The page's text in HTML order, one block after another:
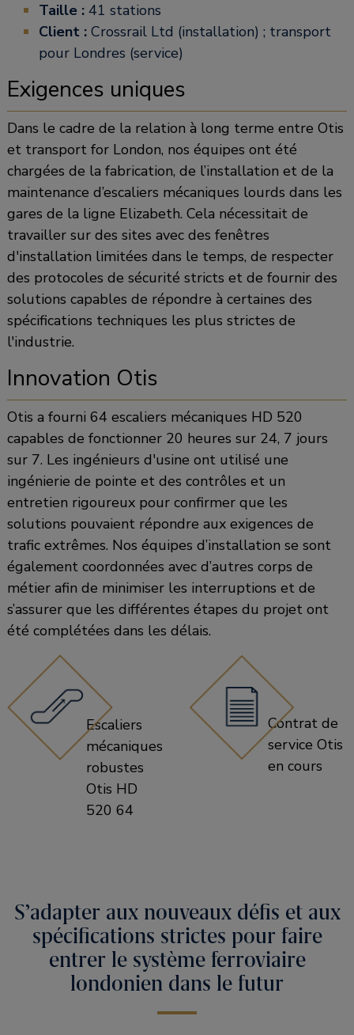
Taille :41 stations
Client : Crossrail Ltd (installation) ; transport
pour Londres (service)
Exigences uniques
Dans le cadre de la relation à long terme entre Otis
et transport for London, nos équipes ont été
chargées de la fabrication, de l’installation et de la
maintenance d’escaliers mécaniques lourds dans les
gares de la ligne Elizabeth. Cela nécessitait de
travailler sur des sites avec des fenêtres
d'installation limitées dans le temps, de respecter
des protocoles de sécurité stricts et de fournir des
solutions capables de répondre à certaines des
spécifications techniques les plus strictes de
l'industrie.
Innovation Otis
Otis a fourni 64 escaliers mécaniques HD 520
capables de fonctionner 20 heures sur 24, 7 jours
sur 7. Les ingénieurs d'usine ont utilisé une
ingénierie de pointe et des contrôles et un
entretien rigoureux pour confirmer que les
solutions pouvaient répondre aux exigences de
trafic extrêmes. Nos équipes d’installation se sont
également coordonnées avec d’autres corps de
métier afin de minimiser les interruptions et de
s’assurer que les différentes étapes du projet ont
été complétées dans les délais.
Escaliers
mécaniques
robustes
Otis HD
520 64
Contrat de
service Otis
en cours
S’adapter aux nouveaux défis et aux
spécifications strictes pour faire
entrer le système ferroviaire
londonien dans le futur